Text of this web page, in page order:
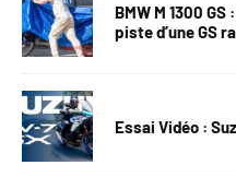
BMW M 1300
piste d’une GS
Essai Vidéo :